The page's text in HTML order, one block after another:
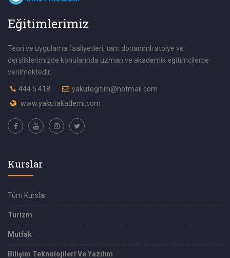
Eğitimlerimiz
Teori ve uygulama faaliyetleri, tam donanımlı atolye ve
dersliklerimizde konularında uzman ve akademik eğitimcilerce
verilmektedir.
444 5 418
yakutegitim@hotmail.com
www.yakutakademi.com
Kurslar
Tüm Kurslar
Turizm
Mutfak
Bilişim Teknolojileri Ve Yazılım